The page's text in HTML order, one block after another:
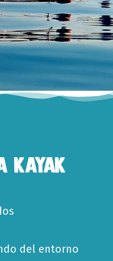
KAYAK
del entorno